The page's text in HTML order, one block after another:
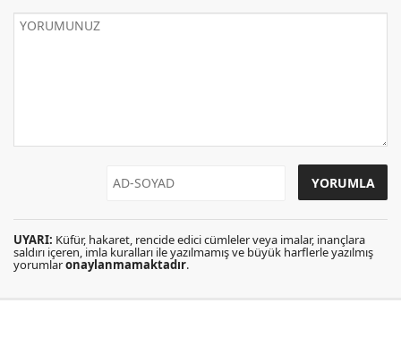
UYARI: Küfür, hakaret, rencide edici cümleler veya imalar, inançlara
saldırı içeren, imla kuralları ile yazılmamış ve büyük harflerle yazılmış
yorumlaronaylanmamaktadır.